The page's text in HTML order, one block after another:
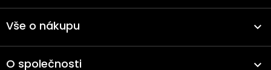
Vše o nákupu
O společnosti